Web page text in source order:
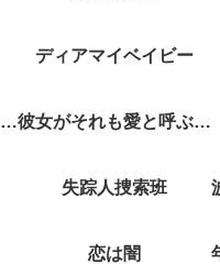
ディアマイベイビー
しあわせは食べて寝て待て 彼女がそれも愛と呼ぶなら
失踪人捜索班
恋は闇